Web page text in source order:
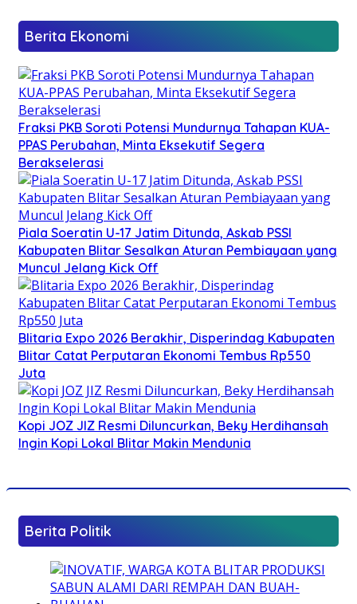
Berita Ekonomi
Fraksi PKB Soroti Potensi Mundurnya Tahapan KUA-
PPAS Perubahan, Minta Eksekutif Segera
Berakselerasi
Piala Soeratin U-17 Jatim Ditunda, Askab PSSI
Kabupaten Blitar Sesalkan Aturan Pembiayaan yang
Muncul Jelang Kick Off
Blitaria Expo 2026 Berakhir, Disperindag Kabupaten
Blitar Catat Perputaran Ekonomi Tembus Rp550
Juta
Kopi JOZ JIZ Resmi Diluncurkan, Beky Herdihansah
Ingin Kopi Lokal Blitar Makin Mendunia
Berita Politik